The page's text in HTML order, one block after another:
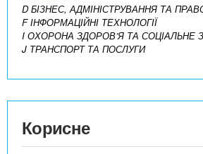
D БІЗНЕС, АДМІНІСТРУВАННЯ ТА
F ІНФОРМАЦІЙНІ ТЕХНОЛОГІЇ
I ОХОРОНА ЗДОРОВ’Я ТА СОЦІАЛЬНЕ
J ТРАНСПОРТ ТА ПОСЛУГИ
Корисне